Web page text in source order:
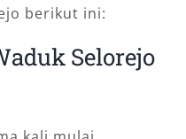
berikut ini:
Selorejo